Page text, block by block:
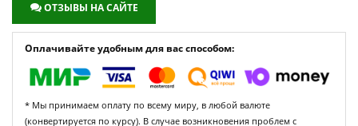
ОТЗЫВЫ НА САЙТЕ
Оплачивайте удобным для вас способом:
* Мы принимаем оплату по всему миру, в любой валюте
(конвертируется по курсу). В случае возникновения проблем с